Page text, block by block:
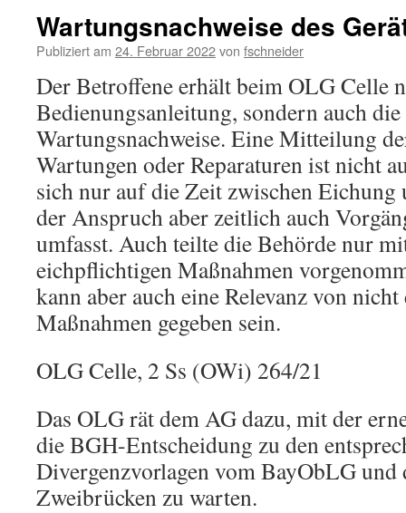
Wartungsnachweise des
Publiziert am 24. Februar 2022von fschneider
Der Betroffene erhält beim OLG Celle
Bedienungsanleitung, sondern auch
Wartungsnachweise. Eine Mitteilung
Wartungen oder Reparaturen ist nicht
sich nur auf die Zeit zwischen Eichung
der Anspruch aber zeitlich auch
umfasst. Auch teilte die Behörde nur
eichpflichtigen Maßnahmen
kann aber auch eine Relevanz von
Maßnahmen gegeben sein.
OLG Celle, 2 Ss (OWi) 264/21
Das OLG rät dem AG dazu, mit der
die BGH-Entscheidung zu den
Divergenzvorlagen vom BayObLG und
Zweibrücken zu warten.